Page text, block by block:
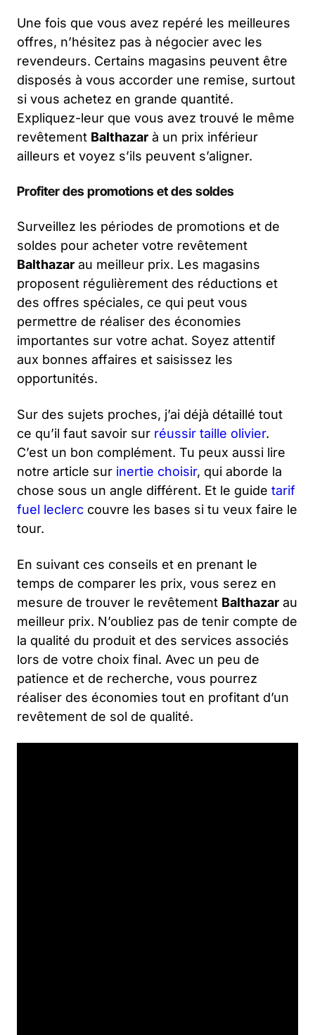
Une fois que vous avez repéré les meilleures
offres, n’hésitez pas à négocier avec les
revendeurs. Certains magasins peuvent être
disposés à vous accorder une remise, surtout
si vous achetez en grande quantité.
Expliquez-leur que vous avez trouvé le même
revêtement Balthazar à un prix inférieur
ailleurs et voyez s’ils peuvent s’aligner.
Profiter des promotions et des soldes
Surveillez les périodes de promotions et de
soldes pour acheter votre revêtement
Balthazar au meilleur prix. Les magasins
proposent régulièrement des réductions et
des offres spéciales, ce qui peut vous
permettre de réaliser des économies
importantes sur votre achat. Soyez attentif
aux bonnes affaires et saisissez les
opportunités.
Sur des sujets proches, j’ai déjà détaillé tout
ce qu’il faut savoir sur réussir taille olivier.
C’est un bon complément. Tu peux aussi lire
notre article sur inertie choisir, qui aborde la
chose sous un angle différent. Et le guide tarif
fuel leclerc couvre les bases si tu veux faire le
tour.
En suivant ces conseils et en prenant le
temps de comparer les prix, vous serez en
mesure de trouver le revêtement Balthazar au
meilleur prix. N’oubliez pas de tenir compte de
la qualité du produit et des services associés
lors de votre choix final. Avec un peu de
patience et de recherche, vous pourrez
réaliser des économies tout en profitant d’un
revêtement de sol de qualité.